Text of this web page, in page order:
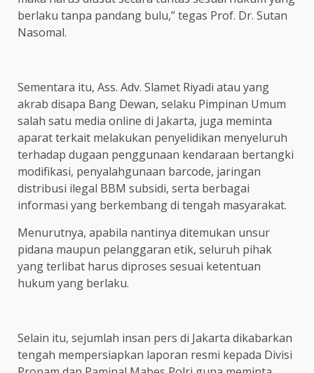
berlaku tanpa pandang bulu,” tegas Prof. Dr. Sutan
Nasomal.
Sementara itu, Ass. Adv. Slamet Riyadi atau yang
akrab disapa Bang Dewan, selaku Pimpinan Umum
salah satu media online di Jakarta, juga meminta
aparat terkait melakukan penyelidikan menyeluruh
terhadap dugaan penggunaan kendaraan bertangki
modifikasi, penyalahgunaan barcode, jaringan
distribusi ilegal BBM subsidi, serta berbagai
informasi yang berkembang di tengah masyarakat.
Menurutnya, apabila nantinya ditemukan unsur
pidana maupun pelanggaran etik, seluruh pihak
yang terlibat harus diproses sesuai ketentuan
hukum yang berlaku.
Selain itu, sejumlah insan pers di Jakarta dikabarkan
tengah mempersiapkan laporan resmi kepada Divisi